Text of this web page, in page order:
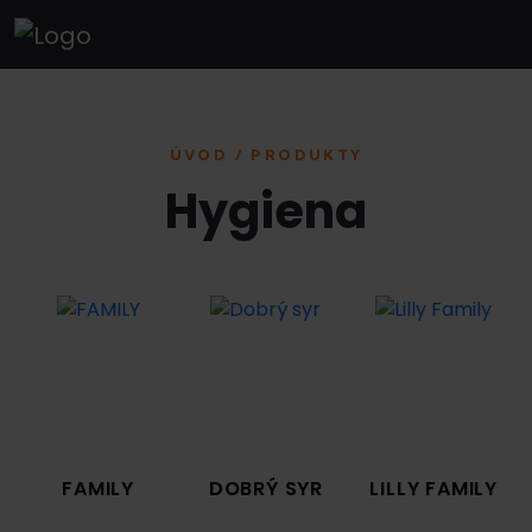
ÚVOD / PRODUKTY
Hygiena
FAMILY DOBRÝ SYR LILLY FAMILY